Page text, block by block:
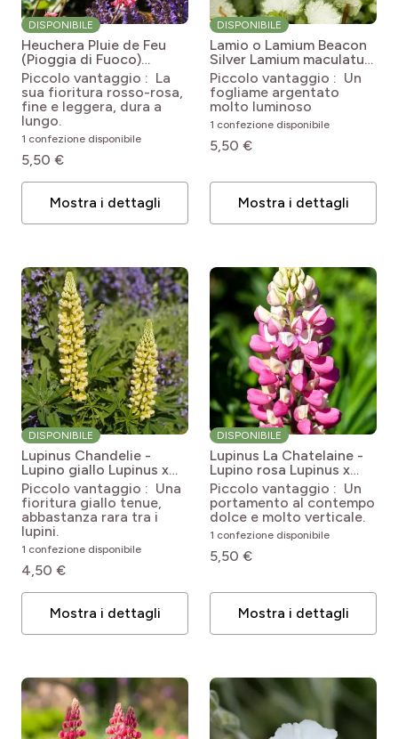
DISPONIBILE
Heuchera Pluie de Feu
(Pioggia di Fuoco)
Heuchera Pluie de Feu
Piccolo vantaggio : La
sua fioritura rosso-rosa,
fine e leggera, dura a
lungo.
1 confezione disponibile
5,50 €
Mostra i dettagli
DISPONIBILE
Lamio o Lamium Beacon
Silver Lamium maculatum
Beacon Silver
Piccolo vantaggio : Un
fogliame argentato
molto luminoso
1 confezione disponibile
5,50 €
Mostra i dettagli
DISPONIBILE
Lupinus Chandelie -
Lupino giallo Lupinus x
polyphyllus Chandelier
Piccolo vantaggio : Una
fioritura giallo tenue,
abbastanza rara tra i
lupini.
1 confezione disponibile
4,50 €
Mostra i dettagli
DISPONIBILE
Lupinus La Chatelaine -
Lupino rosa Lupinus x
polyphyllus The
Châtelaine
Piccolo vantaggio : Un
portamento al contempo
dolce e molto verticale.
1 confezione disponibile
5,50 €
Mostra i dettagli